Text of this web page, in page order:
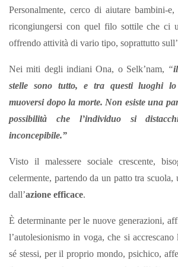
Personalmente, cerco di aiutare bambini-
ricongiungersi con quel filo sottile che ci
offrendo attività di vario tipo, soprattutto
Nei miti degli indiani Ona, o Selk’nam, “
stelle sono tutto, e tra questi luoghi
muoversi dopo la morte. Non esiste una
possibilità che l’individuo si
inconcepibile.”
Visto il malessere sociale crescente,
celermente, partendo da un patto tra
dall’azione efficace.
È determinante per le nuove generazioni,
l’autolesionismo in voga, che si accrescano
sé stessi, per il proprio mondo, psichico,